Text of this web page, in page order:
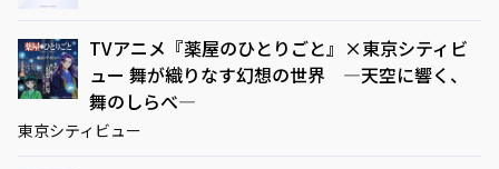
TVアニメ『薬屋のひとりごと』×東京シティビ
ュー 舞が織りなす幻想の世界 ―天空に響く、
舞のしらべ―
東京シティビュー